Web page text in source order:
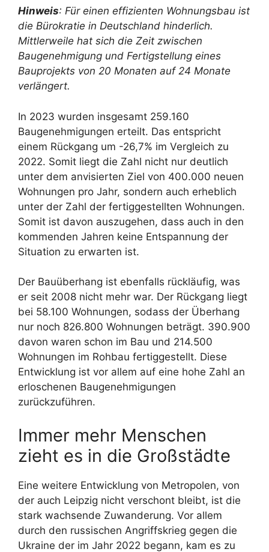
Hinweis: Für einen effizienten Wohnungsbau ist
die Bürokratie in Deutschland hinderlich.
Mittlerweile hat sich die Zeit zwischen
Baugenehmigung und Fertigstellung eines
Bauprojekts von 20 Monaten auf 24 Monate
verlängert.
In 2023 wurden insgesamt 259.160
Baugenehmigungen erteilt. Das entspricht
einem Rückgang um -26,7% im Vergleich zu
2022. Somit liegt die Zahl nicht nur deutlich
unter dem anvisierten Ziel von 400.000 neuen
Wohnungen pro Jahr, sondern auch erheblich
unter der Zahl der fertiggestellten Wohnungen.
Somit ist davon auszugehen, dass auch in den
kommenden Jahren keine Entspannung der
Situation zu erwarten ist.
Der Bauüberhang ist ebenfalls rückläufig, was
er seit 2008 nicht mehr war. Der Rückgang liegt
bei 58.100 Wohnungen, sodass der Überhang
nur noch 826.800 Wohnungen beträgt. 390.900
davon waren schon im Bau und 214.500
Wohnungen im Rohbau fertiggestellt. Diese
Entwicklung ist vor allem auf eine hohe Zahl an
erloschenen Baugenehmigungen
zurückzuführen.
Immer mehr Menschen
zieht es in die Großstädte
Eine weitere Entwicklung von Metropolen, von
der auch Leipzig nicht verschont bleibt, ist die
stark wachsende Zuwanderung. Vor allem
durch den russischen Angriffskrieg gegen die
Ukraine der im Jahr 2022 begann, kam es zu